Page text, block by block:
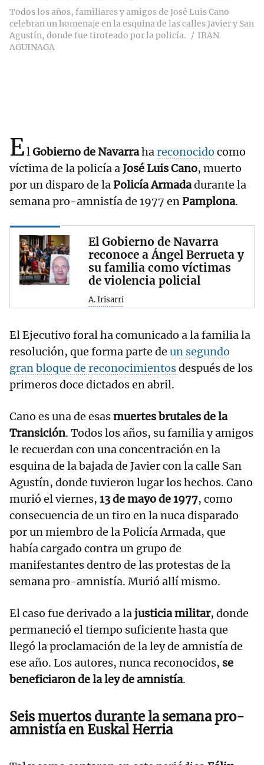
Todos los años, familiares y amigos de José Luis Cano
celebran un homenaje en la esquina de las calles Javier y San
Agustín, donde fue tiroteado por la policía.
IBAN
AGUINAGA
ElGobierno de Navarrahareconocido como
víctima de la policía aJosé Luis Cano, muerto
por un disparo de laPolicía Armadadurante la
semana pro-amnistía de 1977 enPamplona.
El Gobierno de Navarra
reconoce a Ángel Berrueta y
su familia como víctimas
de violencia policial
A. Irisarri
El Ejecutivo foral ha comunicado a la familia la
resolución, que forma parte de un segundo
gran bloque de reconocimientosdespués de los
primeros doce dictados en abril.
Cano es una de esasmuertes brutales de la
Transición. Todos los años, su familia y amigos
le recuerdan con una concentración en la
esquina de la bajada de Javier con la calle San
Agustín, donde tuvieron lugar los hechos. Cano
murió el viernes, 13 de mayo de 1977, como
consecuencia de un tiro en la nuca disparado
por un miembro de la Policía Armada, que
había cargado contra un grupo de
manifestantes dentro de las protestas de la
semana pro-amnistía. Murió allí mismo.
El caso fue derivado a lajusticia militar, donde
permaneció el tiempo suficiente hasta que
llegó la proclamación de la ley de amnistía de
ese año. Los autores, nunca reconocidos, se
beneficiaron de la ley de amnistía.
Seis muertos durante la semana pro-
amnistía en Euskal Herria